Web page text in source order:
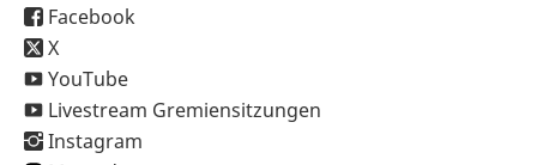
Facebook
X
YouTube
Livestream Gremiensitzungen
Instagram